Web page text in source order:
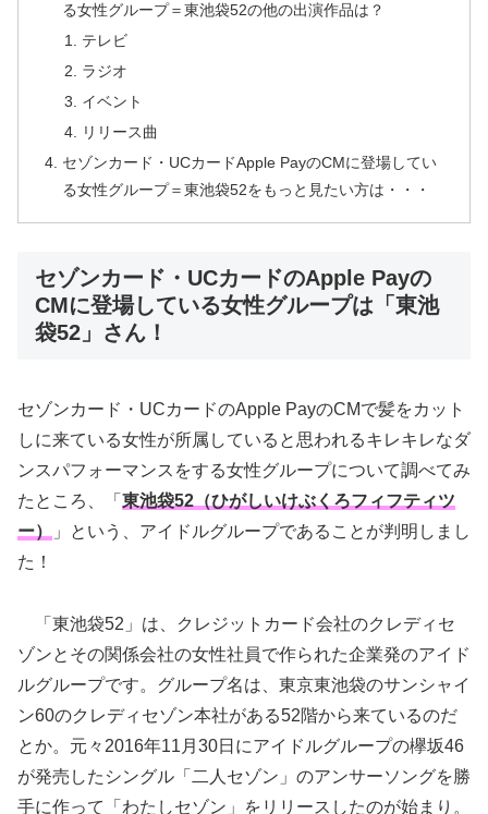
る女性グループ＝東池袋52の他の出演作品は？
テレビ
ラジオ
イベント
リリース曲
セゾンカード・UCカードApple PayのCMに登場してい
る女性グループ＝東池袋52をもっと見たい方は・・・
セゾンカード・UCカードのApple Payの
CMに登場している女性グループは「東池
袋52」さん！
セゾンカード・UCカードのApple PayのCMで髪をカット
しに来ている女性が所属していると思われるキレキレなダ
ンスパフォーマンスをする女性グループについて調べてみ
たところ、「 東池袋52（ひがしいけぶくろフィフティツ
ー）
」という、アイドルグループであることが判明しまし
た！
「東池袋52」は、クレジットカード会社のクレディセ
ゾンとその関係会社の女性社員で作られた企業発のアイド
ルグループです。グループ名は、東京東池袋のサンシャイ
ン60のクレディセゾン本社がある52階から来ているのだ
とか。元々2016年11月30日にアイドルグループの欅坂46
が発売したシングル「二人セゾン」のアンサーソングを勝
手に作って「わたしセゾン」をリリースしたのが始まり。